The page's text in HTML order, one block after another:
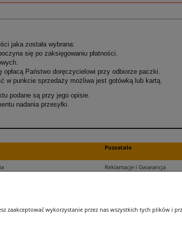
jaka została wybrana:
się po zaksięgowaniu płatności.
Państwo doręczycielowi przy odbiorze paczki.
w punkcie sprzedaży możliwa jest gotówką lub kartą.
podane są przy jego opisie.
nadania przesyłki.
Pozostałe
Reklamacje i Gwarancja
wykorzystanie przez nas wszystkich tych plików i